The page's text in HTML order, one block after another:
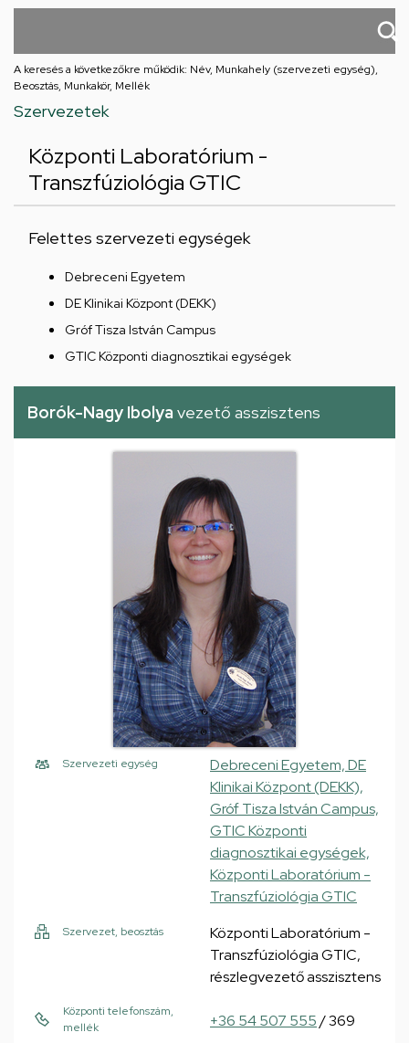
A keresés a következőkre működik: Név, Munkahely (szervezeti egység),
Beosztás, Munkakör, Mellék
Szervezetek
Központi Laboratórium -
Transzfúziológia GTIC
Felettes szervezeti egységek
Debreceni Egyetem
DE Klinikai Központ (DEKK)
Gróf Tisza István Campus
GTIC Központi diagnosztikai egységek
Borók-Nagy Ibolya vezető asszisztens
Szervezeti egység
Debreceni Egyetem, DE
Klinikai Központ (DEKK),
Gróf Tisza István Campus,
GTIC Központi
diagnosztikai egységek,
Központi Laboratórium -
Transzfúziológia GTIC
Szervezet, beosztás
Központi Laboratórium -
Transzfúziológia GTIC,
részlegvezető asszisztens
Központi telefonszám,
mellék
+36 54 507 555/ 369